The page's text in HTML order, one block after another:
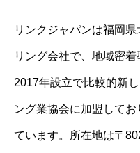
リンクジャパンは福岡
リング会社で、地域密着
2017年設立で比較的新
ング業協会に加盟して
ています。所在地は〒